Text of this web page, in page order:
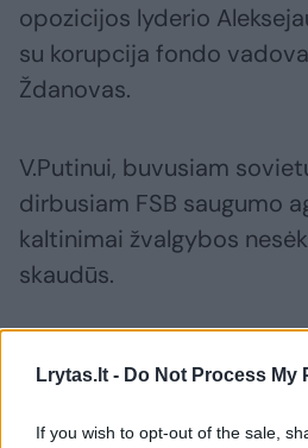
Lrytas.lt - Do Not Process My
If you wish to opt-out of the sale,
opozicijos lyderio
su korupcija fondo
Ždanovas.
V.Putinui, buvusiam
dirbusiam FSB saugumo
kaltinimai žvalgybos
skaudūs.
Susiję straipsniai